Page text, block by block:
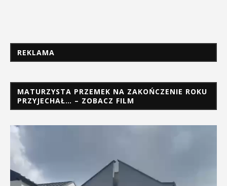
REKLAMA
MATURZYSTA PRZEMEK NA ZAKOŃCZENIE ROKU
PRZYJECHAŁ… – ZOBACZ FILM
Odtwarzacz